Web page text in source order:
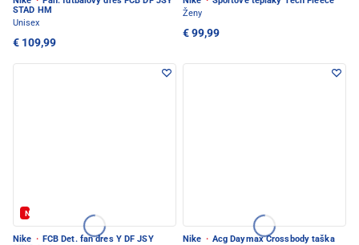
STAD HM
Unisex
€ 109,99
Ženy
€ 99,99
Nové
Nike · FCB Det. fan dres Y DF JSY
Nike · Acg Daymax Crossbody taška